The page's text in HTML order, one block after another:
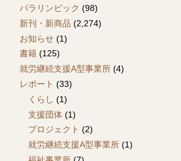
パラリンピック (98)
新刊・新商品 (2,274)
お知らせ (1)
書籍 (125)
就労継続支援A型事業所 (4)
レポート (33)
くらし (1)
支援団体 (1)
プロジェクト (2)
就労継続支援A型事業所 (1)